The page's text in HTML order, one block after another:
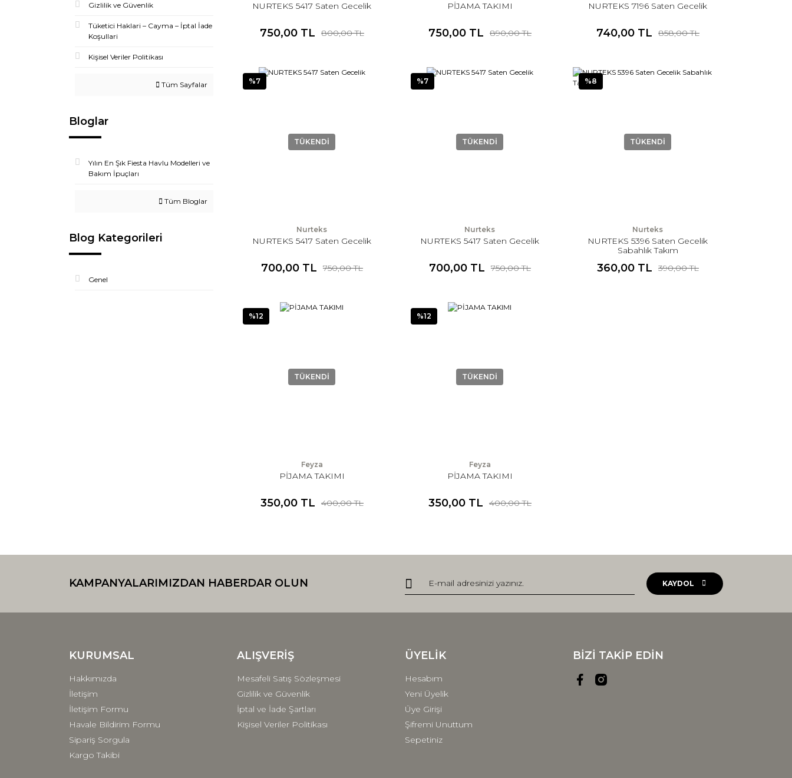
Gizlilik ve Güvenlik
Tüketici Haklari – Cayma – İptal İade
Koşullari
Kişisel Veriler Politikası
Tüm Sayfalar
Bloglar
Yılın En Şık Fiesta Havlu Modelleri ve
Bakım İpuçları
Tüm Bloglar
Blog Kategorileri
Genel
NURTEKS 5417 Saten Gecelik
750,00 TL 800,00 TL
PİJAMA TAKIMI
750,00 TL 890,00 TL
NURTEKS 7196 Saten Gecelik
740,00 TL 858,00 TL
%7
TÜKENDİ
Nurteks
NURTEKS 5417 Saten Gecelik
700,00 TL 750,00 TL
%7
TÜKENDİ
Nurteks
NURTEKS 5417 Saten Gecelik
700,00 TL 750,00 TL
%8
TÜKENDİ
Nurteks
NURTEKS 5396 Saten Gecelik
Sabahlık Takım
360,00 TL 390,00 TL
%12
TÜKENDİ
Feyza
PİJAMA TAKIMI
350,00 TL 400,00 TL
%12
TÜKENDİ
Feyza
PİJAMA TAKIMI
350,00 TL 400,00 TL
KAMPANYALARIMIZDAN HABERDAR OLUN KAYDOL
KURUMSAL
Hakkımızda
İletişim
İletişim Formu
Havale Bildirim Formu
Sipariş Sorgula
Kargo Takibi
ALIŞVERİŞ
Mesafeli Satış Sözleşmesi
Gizlilik ve Güvenlik
İptal ve İade Şartları
Kişisel Veriler Politikası
ÜYELİK
Hesabım
Yeni Üyelik
Üye Girişi
Şifremi Unuttum
Sepetiniz
BİZİ TAKİP EDİN